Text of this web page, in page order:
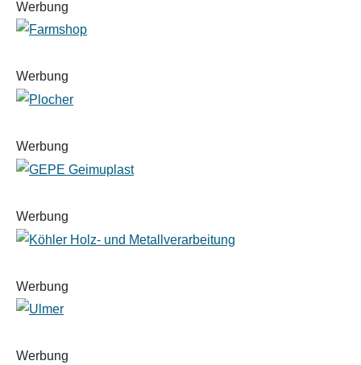
Werbung
Werbung
Werbung
Werbung
Werbung
Werbung